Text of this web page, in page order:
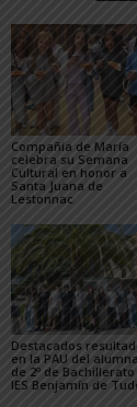
Compañía de María
celebra su Semana
Cultural en honor a
Santa Juana de
Lestonnac
Destacados
en la PAU del
de 2º de
IES Benjamín de